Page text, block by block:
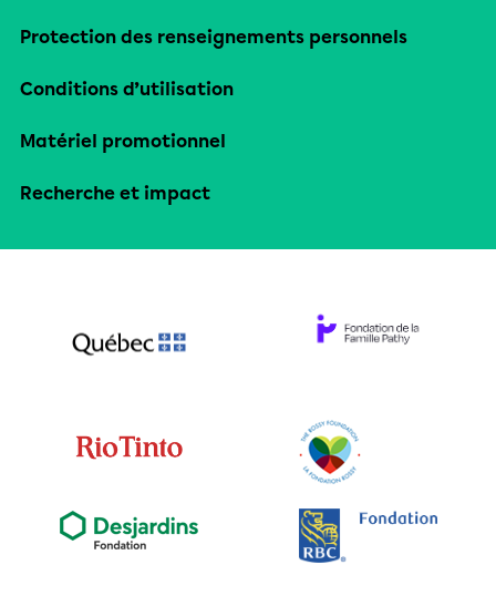
Protection des renseignements personnels
Conditions d’utilisation
Matériel promotionnel
Recherche et impact